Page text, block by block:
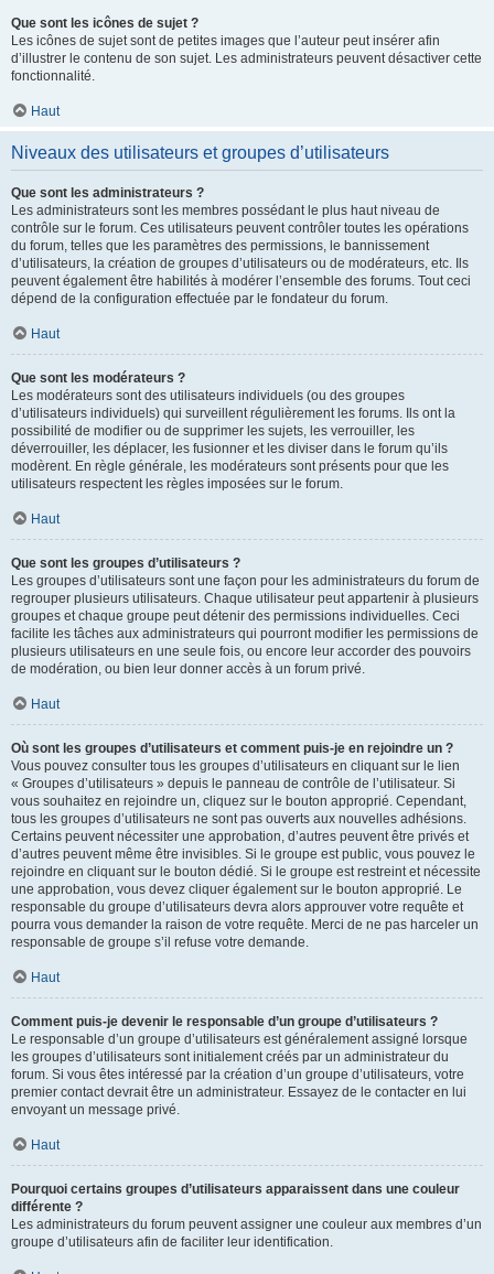
Que sont les icônes de sujet ?
Les icônes de sujet sont de petites images que l’auteur peut insérer afin
d’illustrer le contenu de son sujet. Les administrateurs peuvent désactiver cette
fonctionnalité.
Haut
Niveaux des utilisateurs et groupes d’utilisateurs
Que sont les administrateurs ?
Les administrateurs sont les membres possédant le plus haut niveau de
contrôle sur le forum. Ces utilisateurs peuvent contrôler toutes les opérations
du forum, telles que les paramètres des permissions, le bannissement
d’utilisateurs, la création de groupes d’utilisateurs ou de modérateurs, etc. Ils
peuvent également être habilités à modérer l’ensemble des forums. Tout ceci
dépend de la configuration effectuée par le fondateur du forum.
Haut
Que sont les modérateurs ?
Les modérateurs sont des utilisateurs individuels (ou des groupes
d’utilisateurs individuels) qui surveillent régulièrement les forums. Ils ont la
possibilité de modifier ou de supprimer les sujets, les verrouiller, les
déverrouiller, les déplacer, les fusionner et les diviser dans le forum qu’ils
modèrent. En règle générale, les modérateurs sont présents pour que les
utilisateurs respectent les règles imposées sur le forum.
Haut
Que sont les groupes d’utilisateurs ?
Les groupes d’utilisateurs sont une façon pour les administrateurs du forum de
regrouper plusieurs utilisateurs. Chaque utilisateur peut appartenir à plusieurs
groupes et chaque groupe peut détenir des permissions individuelles. Ceci
facilite les tâches aux administrateurs qui pourront modifier les permissions de
plusieurs utilisateurs en une seule fois, ou encore leur accorder des pouvoirs
de modération, ou bien leur donner accès à un forum privé.
Haut
Où sont les groupes d’utilisateurs et comment puis-je en rejoindre un ?
Vous pouvez consulter tous les groupes d’utilisateurs en cliquant sur le lien
« Groupes d’utilisateurs » depuis le panneau de contrôle de l’utilisateur. Si
vous souhaitez en rejoindre un, cliquez sur le bouton approprié. Cependant,
tous les groupes d’utilisateurs ne sont pas ouverts aux nouvelles adhésions.
Certains peuvent nécessiter une approbation, d’autres peuvent être privés et
d’autres peuvent même être invisibles. Si le groupe est public, vous pouvez le
rejoindre en cliquant sur le bouton dédié. Si le groupe est restreint et nécessite
une approbation, vous devez cliquer également sur le bouton approprié. Le
responsable du groupe d’utilisateurs devra alors approuver votre requête et
pourra vous demander la raison de votre requête. Merci de ne pas harceler un
responsable de groupe s’il refuse votre demande.
Haut
Comment puis-je devenir le responsable d’un groupe d’utilisateurs ?
Le responsable d’un groupe d’utilisateurs est généralement assigné lorsque
les groupes d’utilisateurs sont initialement créés par un administrateur du
forum. Si vous êtes intéressé par la création d’un groupe d’utilisateurs, votre
premier contact devrait être un administrateur. Essayez de le contacter en lui
envoyant un message privé.
Haut
Pourquoi certains groupes d’utilisateurs apparaissent dans une couleur
différente ?
Les administrateurs du forum peuvent assigner une couleur aux membres d’un
groupe d’utilisateurs afin de faciliter leur identification.